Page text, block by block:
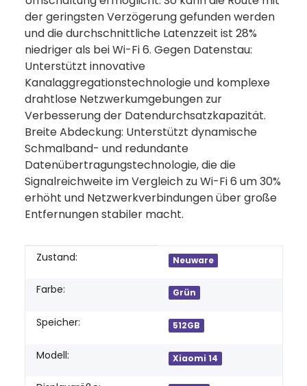
der geringsten Verzögerung gefunden werden
und die durchschnittliche Latenzzeit ist 28%
niedriger als bei Wi-Fi 6. Gegen Datenstau:
Unterstützt innovative
Kanalaggregationstechnologie und komplexe
drahtlose Netzwerkumgebungen zur
Verbesserung der Datendurchsatzkapazität.
Breite Abdeckung: Unterstützt dynamische
Schmalband- und redundante
Datenübertragungstechnologie, die die
Signalreichweite im Vergleich zu Wi-Fi 6 um 30%
erhöht und Netzwerkverbindungen über große
Entfernungen stabiler macht.
Produkteigenschaft
Wert
Zustand: Neuware
Farbe: Grün
Speicher: 512GB
Modell: Xiaomi 14